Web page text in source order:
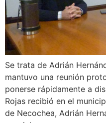
Se trata de Adrián
mantuvo una reunión
ponerse rápidamente a
Rojas recibió en el
de Necochea, Adrián